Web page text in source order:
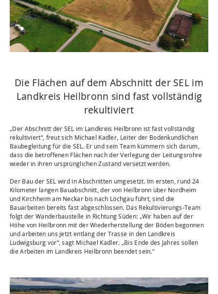
Aktuelles
Mediathek
Newsletter
Suche
Die Flächen auf dem Abschnitt der SEL im
Landkreis Heilbronn sind fast vollständig
rekultiviert
„Der Abschnitt der SEL im Landkreis Heilbronn ist fast vollständig
rekultiviert“, freut sich Michael Kadler, Leiter der Bodenkundlichen
Baubegleitung für die SEL. Er und sein Team kümmern sich darum,
dass die betroffenen Flächen nach der Verlegung der Leitungsrohre
wieder in ihren ursprünglichen Zustand versetzt werden.
Der Bau der SEL wird in Abschnitten umgesetzt. Im ersten, rund 24
Kilometer langen Bauabschnitt, der von Heilbronn über Nordheim
und Kirchheim am Neckar bis nach Löchgau führt, sind die
Bauarbeiten bereits fast abgeschlossen. Das Rekultivierungs-Team
folgt der Wanderbaustelle in Richtung Süden: „Wir haben auf der
Höhe von Heilbronn mit der Wiederherstellung der Böden begonnen
und arbeiten uns jetzt entlang der Trasse in den Landkreis
Ludwigsburg vor“, sagt Michael Kadler. „Bis Ende des Jahres sollen
die Arbeiten im Landkreis Heilbronn beendet sein.“